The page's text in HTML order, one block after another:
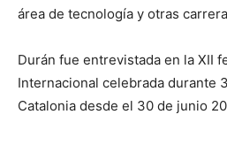
área de tecnología y otras
Durán fue entrevistada en la XII
Internacional celebrada durante
Catalonia desde el 30 de junio